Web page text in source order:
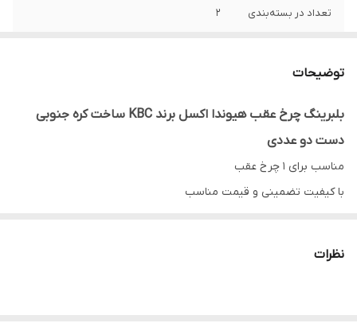
تعداد در بسته‌بندی 2
توضیحات
بلبرینگ چرخ عقب هیوندا اکسل برند KBC ساخت کره جنوبی
دست دو عددی
مناسب برای 1 چرخ عقب
با کیفیت تضمینی و قیمت مناسب
نظرات